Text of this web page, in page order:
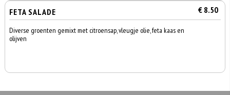
FETA SALADE € 8.50
Diverse groenten gemixt met citroensap, vleugje olie, feta kaas en
olijven